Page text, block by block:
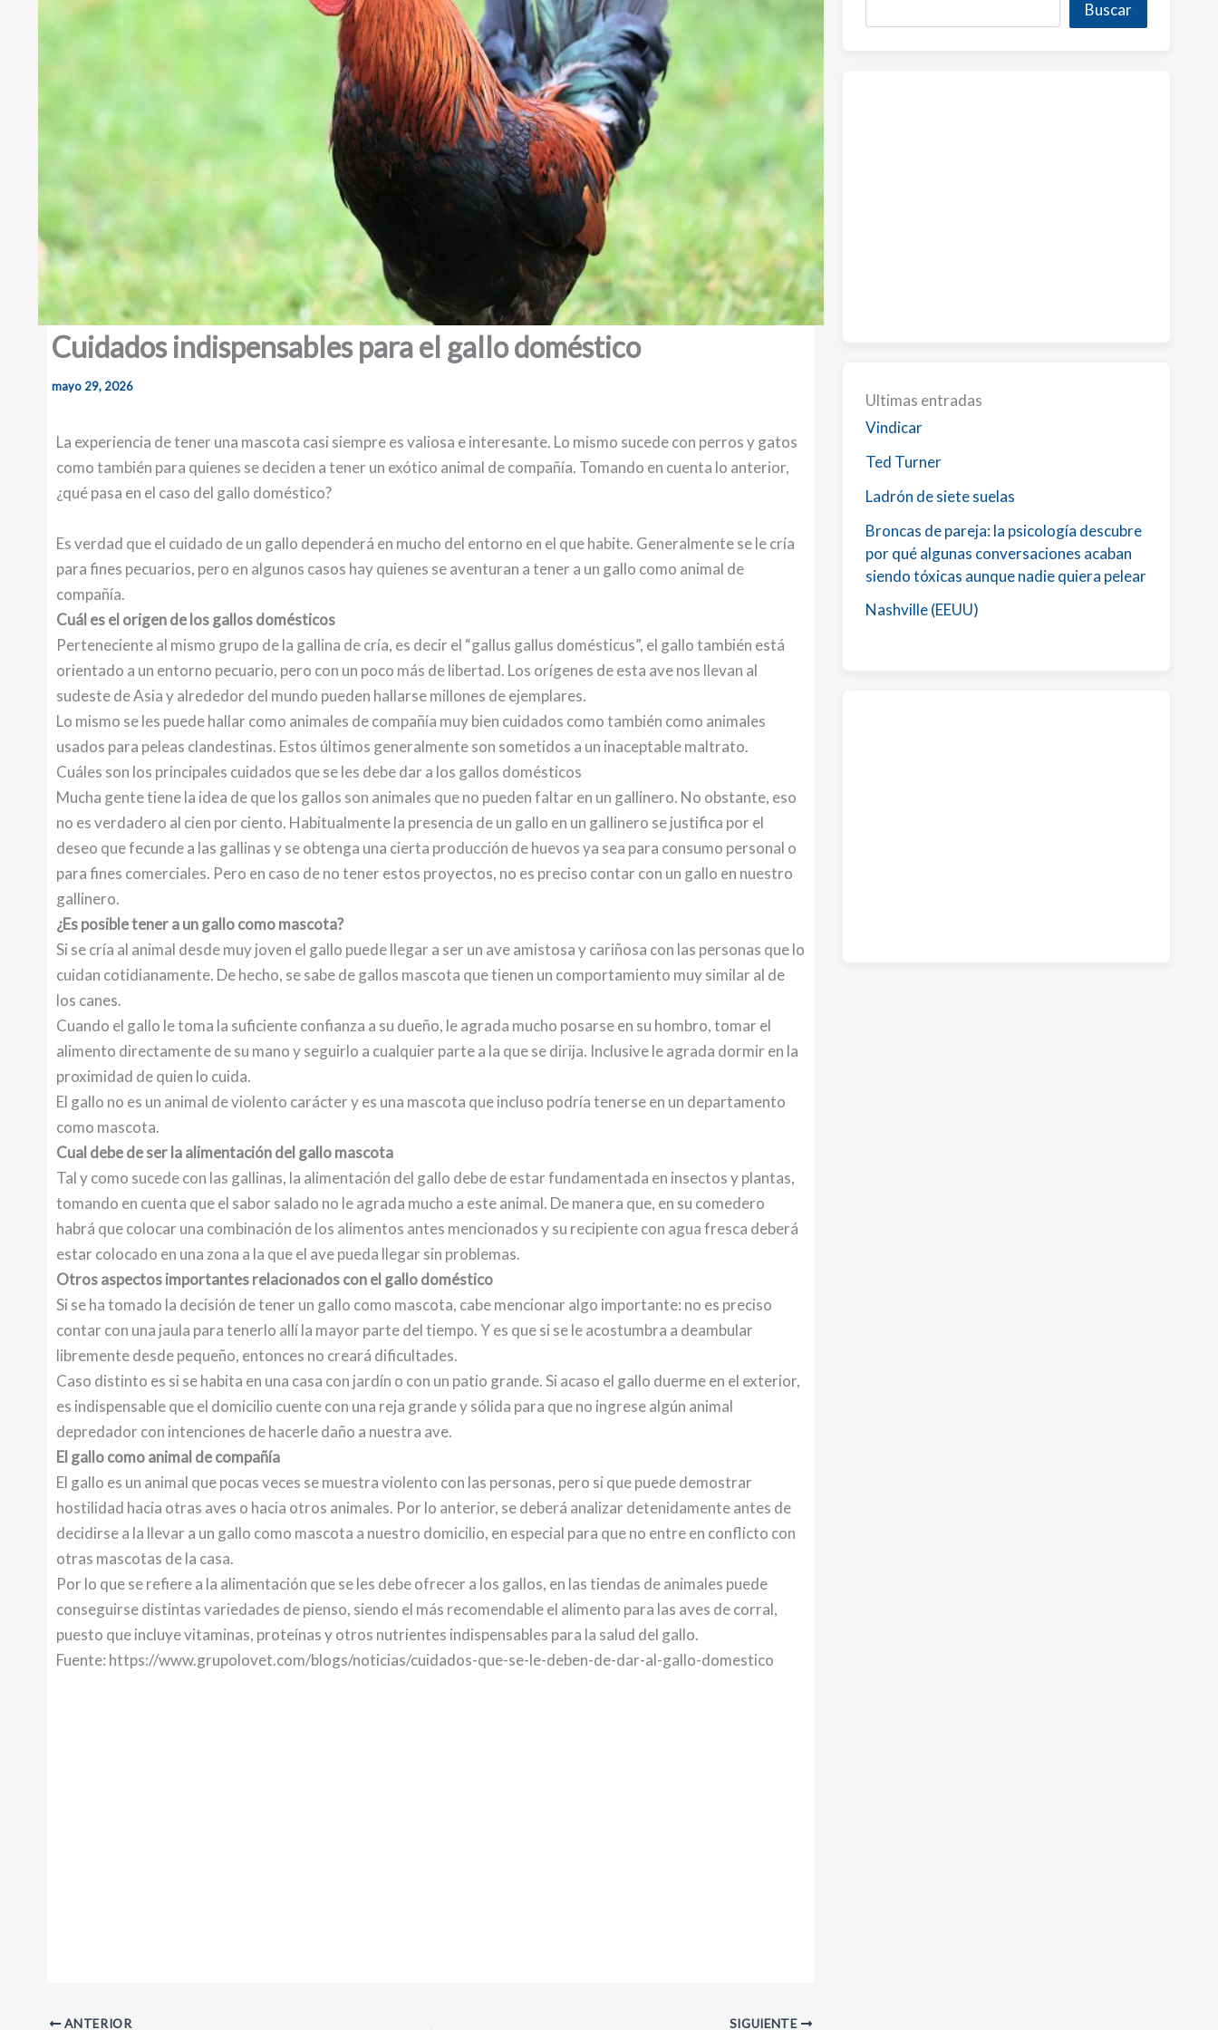
Cuidados indispensables para el gallo doméstico
mayo 29, 2026
La experiencia de tener una mascota casi siempre es valiosa e interesante. Lo mismo sucede con perros y gatos
como también para quienes se deciden a tener un exótico animal de compañía. Tomando en cuenta lo anterior,
¿qué pasa en el caso del gallo doméstico?
Es verdad que el cuidado de un gallo dependerá en mucho del entorno en el que habite. Generalmente se le cría
para fines pecuarios, pero en algunos casos hay quienes se aventuran a tener a un gallo como animal de
compañía.
Cuál es el origen de los gallos domésticos
Perteneciente al mismo grupo de la gallina de cría, es decir el “gallus gallus domésticus”, el gallo también está
orientado a un entorno pecuario, pero con un poco más de libertad. Los orígenes de esta ave nos llevan al
sudeste de Asia y alrededor del mundo pueden hallarse millones de ejemplares.
Lo mismo se les puede hallar como animales de compañía muy bien cuidados como también como animales
usados para peleas clandestinas. Estos últimos generalmente son sometidos a un inaceptable maltrato.
Cuáles son los principales cuidados que se les debe dar a los gallos domésticos
Mucha gente tiene la idea de que los gallos son animales que no pueden faltar en un gallinero. No obstante, eso
no es verdadero al cien por ciento. Habitualmente la presencia de un gallo en un gallinero se justifica por el
deseo que fecunde a las gallinas y se obtenga una cierta producción de huevos ya sea para consumo personal o
para fines comerciales. Pero en caso de no tener estos proyectos, no es preciso contar con un gallo en nuestro
gallinero.
¿Es posible tener a un gallo como mascota?
Si se cría al animal desde muy joven el gallo puede llegar a ser un ave amistosa y cariñosa con las personas que lo
cuidan cotidianamente. De hecho, se sabe de gallos mascota que tienen un comportamiento muy similar al de
los canes.
Cuando el gallo le toma la suficiente confianza a su dueño, le agrada mucho posarse en su hombro, tomar el
alimento directamente de su mano y seguirlo a cualquier parte a la que se dirija. Inclusive le agrada dormir en la
proximidad de quien lo cuida.
El gallo no es un animal de violento carácter y es una mascota que incluso podría tenerse en un departamento
como mascota.
Cual debe de ser la alimentación del gallo mascota
Tal y como sucede con las gallinas, la alimentación del gallo debe de estar fundamentada en insectos y plantas,
tomando en cuenta que el sabor salado no le agrada mucho a este animal. De manera que, en su comedero
habrá que colocar una combinación de los alimentos antes mencionados y su recipiente con agua fresca deberá
estar colocado en una zona a la que el ave pueda llegar sin problemas.
Otros aspectos importantes relacionados con el gallo doméstico
Si se ha tomado la decisión de tener un gallo como mascota, cabe mencionar algo importante: no es preciso
contar con una jaula para tenerlo allí la mayor parte del tiempo. Y es que si se le acostumbra a deambular
libremente desde pequeño, entonces no creará dificultades.
Caso distinto es si se habita en una casa con jardín o con un patio grande. Si acaso el gallo duerme en el exterior,
es indispensable que el domicilio cuente con una reja grande y sólida para que no ingrese algún animal
depredador con intenciones de hacerle daño a nuestra ave.
El gallo como animal de compañía
El gallo es un animal que pocas veces se muestra violento con las personas, pero si que puede demostrar
hostilidad hacia otras aves o hacia otros animales. Por lo anterior, se deberá analizar detenidamente antes de
decidirse a la llevar a un gallo como mascota a nuestro domicilio, en especial para que no entre en conflicto con
otras mascotas de la casa.
Por lo que se refiere a la alimentación que se les debe ofrecer a los gallos, en las tiendas de animales puede
conseguirse distintas variedades de pienso, siendo el más recomendable el alimento para las aves de corral,
puesto que incluye vitaminas, proteínas y otros nutrientes indispensables para la salud del gallo.
Fuente: https://www.grupolovet.com/blogs/noticias/cuidados-que-se-le-deben-de-dar-al-gallo-domestico
ANTERIOR SIGUIENTE
Buscar
Ultimas entradas
Vindicar
Ted Turner
Ladrón de siete suelas
Broncas de pareja: la psicología descubre
por qué algunas conversaciones acaban
siendo tóxicas aunque nadie quiera pelear
Nashville (EEUU)